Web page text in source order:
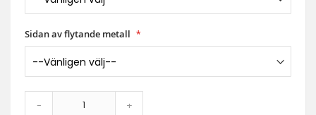
Sidan av flytande metall
- +